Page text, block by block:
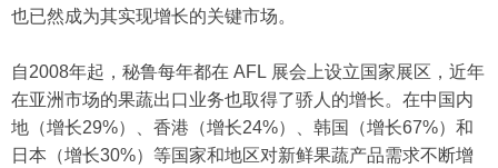
也已然成为其实现增长的关键市场。
自2008年起，秘鲁每年都在 AFL 展会上设立国家展区，近年
在亚洲市场的果蔬出口业务也取得了骄人的增长。在中国内
地（增长29%）、香港（增长24%）、韩国（增长67%）和
日本（增长30%）等国家和地区对新鲜果蔬产品需求不断增